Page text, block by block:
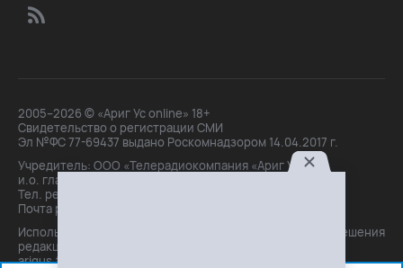
2005–2026 © «Ариг Ус online» 18+
Свидетельство о регистрации СМИ
Эл №ФС 77-69437 выдано Роскомнадзором 14.04.2017 г.
Учредитель: ООО «Телерадиокомпания «Ариг Ус»,
и.о. главного редактора: Маханова О.Б.
Тел. peдakции: +7(3012)21-30-14,
Почта peдakции: editor@arigus.tv
Использование материалов только с письменного разрешения
редакции. При цитировании прямая активная ссылка на
arigus.tv обязательна.